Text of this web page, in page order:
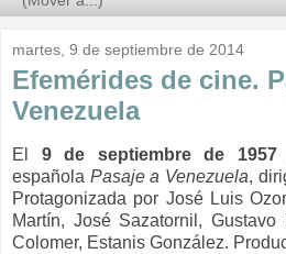
martes, 9 de septiembre de 2014
Efemérides de cine.
Venezuela
El 9 de septiembre de 1957
española Pasaje a Venezuela,
Protagonizada por José Luis
Martín, José Sazatornil,
Colomer, Estanis González.